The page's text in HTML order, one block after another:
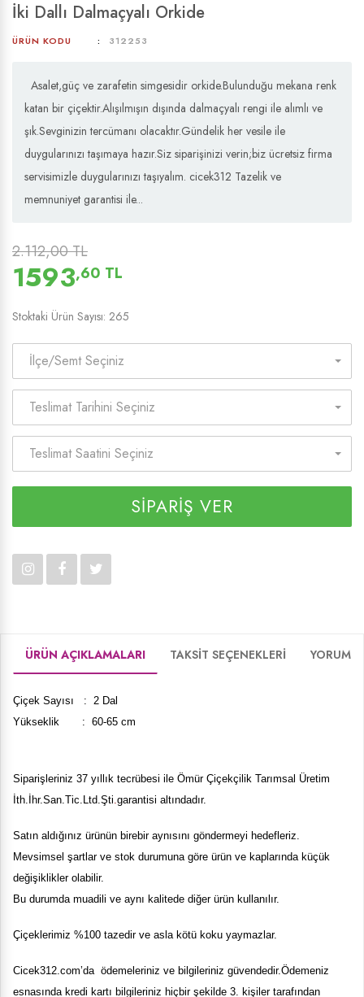
İki Dallı Dalmaçyalı Orkide
ÜRÜN KODU 312253
Asalet,güç ve zarafetin simgesidir orkide.Bulunduğu mekana renk
katan bir çiçektir.Alışılmışın dışında dalmaçyalı rengi ile alımlı ve
şık.Sevginizin tercümanı olacaktır.Gündelik her vesile ile
duygularınızı taşımaya hazır.Siz siparişinizi verin;biz ücretsiz firma
servisimizle duygularınızı taşıyalım. cicek312 Tazelik ve
memnuniyet garantisi ile...
2.112,00 TL
1593,60 TL
Stoktaki Ürün Sayısı: 265
İlçe/Semt Seçiniz
Teslimat Tarihini Seçiniz
Teslimat Saatini Seçiniz
SİPARİŞ VER
ÜRÜN AÇIKLAMALARI TAKSİT SEÇENEKLERİ
Çiçek Sayısı : 2 Dal
Yükseklik : 60-65 cm
Siparişleriniz 37 yıllık tecrübesi ile Ömür Çiçekçilik Tarımsal Üretim
İth.İhr.San.Tic.Ltd.Şti garantisi altındadır.
Satın aldığınız ürünün birebir aynısını göndermeyi hedefleriz.
Mevsimsel şartlar ve stok durumuna göre ürün ve kaplarında küçük
değişiklikler olabilir.
Bu durumda muadili ve aynı kalitede diğer ürün kullanılır.
Çiçeklerimiz %100 tazedir ve asla kötü koku yaymazlar.
Cicek312 .com’da ödemeleriniz ve bilgileriniz güvendedir.Ödemeniz
esnasında kredi kartı bilgileriniz hiçbir şekilde 3. kişiler tarafından